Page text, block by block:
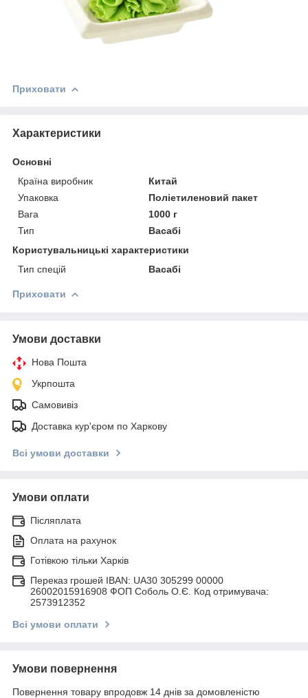
Приховати
Характеристики
Основні
Країна виробник
Китай
Упаковка
Поліетиленовий пакет
Вага
1000 г
Тип
Васабі
Користувальницькі характеристики
Тип спецій
Васабі
Приховати
Умови доставки
Нова Пошта
Укрпошта
Самовивіз
Доставка кур'єром по Харкову
Всі умови доставки
Умови оплати
Післяплата
Оплата на рахунок
Готівкою тільки Харків
Переказ грошей IBAN: UA30 305299 00000
26002015916908 ФОП Соболь О.Є. Код отримувача:
2573912352
Всі умови оплати
Умови повернення
Повернення товару впродовж 14 днів за домовленістю